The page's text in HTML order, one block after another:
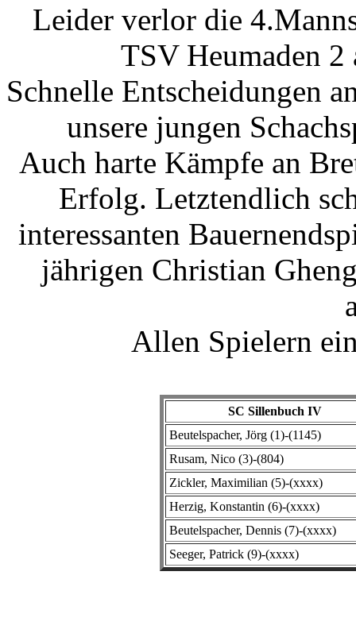
Leider verlor die
TSV Heumaden
Schnelle Entscheidungen
unsere jungen
Auch harte Kämpfe an
Erfolg. Letztendlich
interessanten
jährigen Christian
Allen Spielern
SC Sillenbuch IV
Beutelspacher, Jörg (1)-(1145)
Rusam, Nico (3)-(804)
Zickler, Maximilian (5)-(xxxx)
Herzig, Konstantin (6)-(xxxx)
Beutelspacher, Dennis (7)-(xxxx)
Seeger, Patrick (9)-(xxxx)